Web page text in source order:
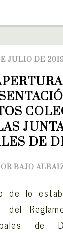
JULIO DE
DE
BAJO
de lo
del
de